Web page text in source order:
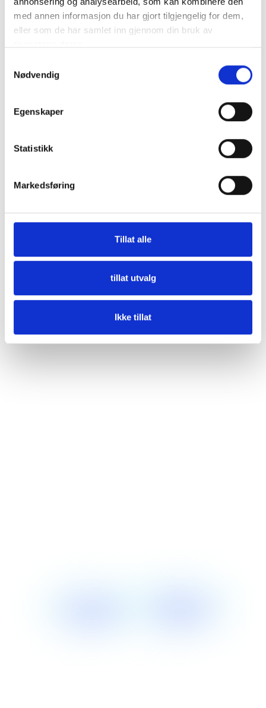
med annen informasjon du har gjort tilgjengelig for dem,
eller som de har samlet inn gjennom din bruk av
Nødvendig
Egenskaper
Statistikk
Markedsføring
Tillat alle
tillat utvalg
Ikke tillat